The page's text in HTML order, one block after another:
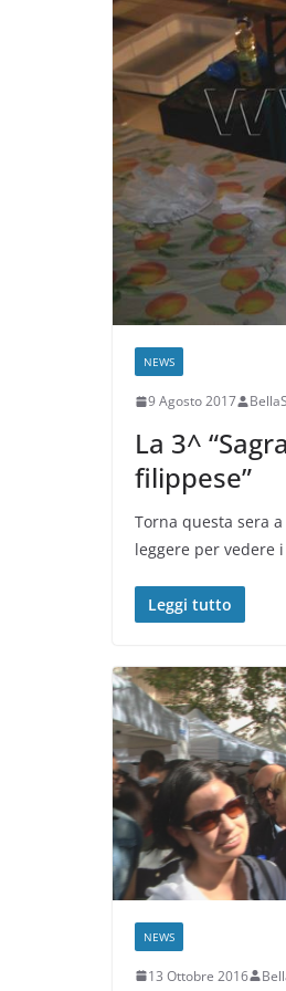
NEWS
9 Agosto 2017
La 3^
filippese”
Torna questa sera
leggere per vedere i
Leggi tutto
NEWS
13 Ottobre 2016